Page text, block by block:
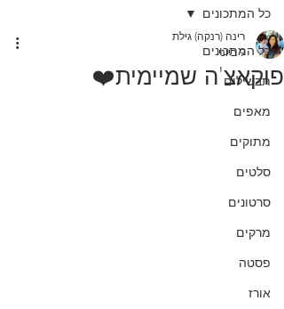
כל המתכונים
תבשילים
מאפים
מתוקים
סלטים
סרטונים
מרקים
פסטה
אורז
כל המתכונים
פוקאצ'ה שמיימית❤️
רינה (רנקה) גילת
9 ביוני